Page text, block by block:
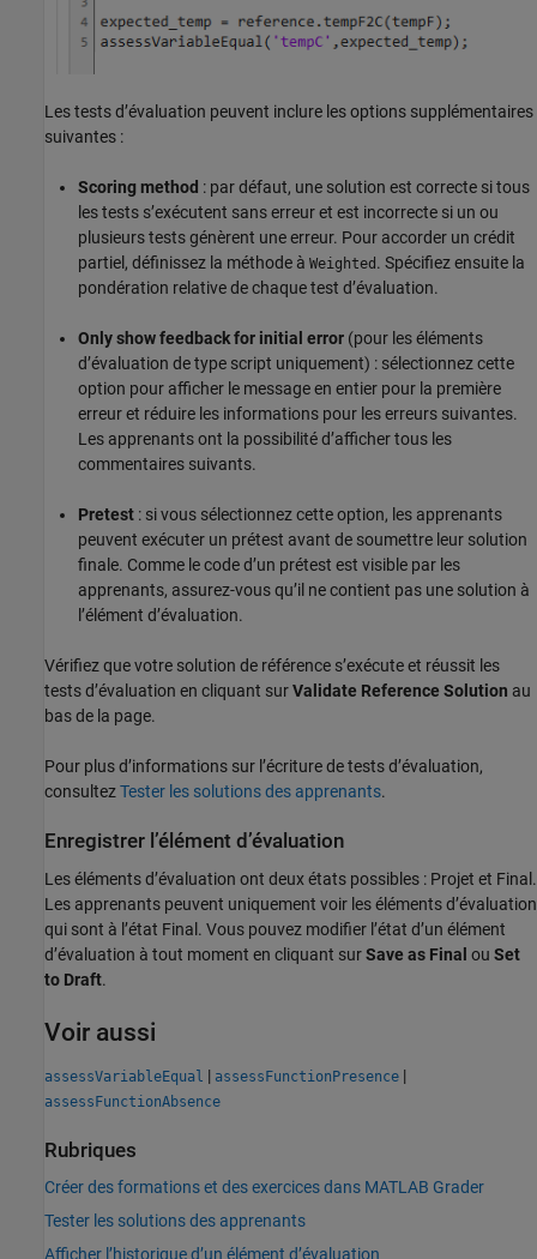
Les tests d’évaluation peuvent inclure les options supplémentaires
suivantes :
Scoring method : par défaut, une solution est correcte si tous
les tests s’exécutent sans erreur et est incorrecte si un ou
plusieurs tests génèrent une erreur. Pour accorder un crédit
partiel, définissez la méthode à Weighted . Spécifiez ensuite la
pondération relative de chaque test d’évaluation.
Only show feedback for initial error (pour les éléments
d’évaluation de type script uniquement) : sélectionnez cette
option pour afficher le message en entier pour la première
erreur et réduire les informations pour les erreurs suivantes.
Les apprenants ont la possibilité d’afficher tous les
commentaires suivants.
Pretest : si vous sélectionnez cette option, les apprenants
peuvent exécuter un prétest avant de soumettre leur solution
finale. Comme le code d’un prétest est visible par les
apprenants, assurez-vous qu’il ne contient pas une solution à
l’élément d’évaluation.
Vérifiez que votre solution de référence s’exécute et réussit les
tests d’évaluation en cliquant surValidate Reference Solution au
bas de la page.
Pour plus d’informations sur l’écriture de tests d’évaluation,
consultezTester les solutions des apprenants.
Enregistrer l’élément d’évaluation
Les éléments d’évaluation ont deux états possibles : Projet et Final.
Les apprenants peuvent uniquement voir les éléments d’évaluation
qui sont à l’état Final. Vous pouvez modifier l’état d’un élément
d’évaluation à tout moment en cliquant surSave as Final ou Set
to Draft.
Voir aussi
assessVariableEqual | assessFunctionPresence |
assessFunctionAbsence
Rubriques
Créer des formations et des exercices dans MATLAB Grader
Tester les solutions des apprenants
Afficher l’historique d’un élément d’évaluation